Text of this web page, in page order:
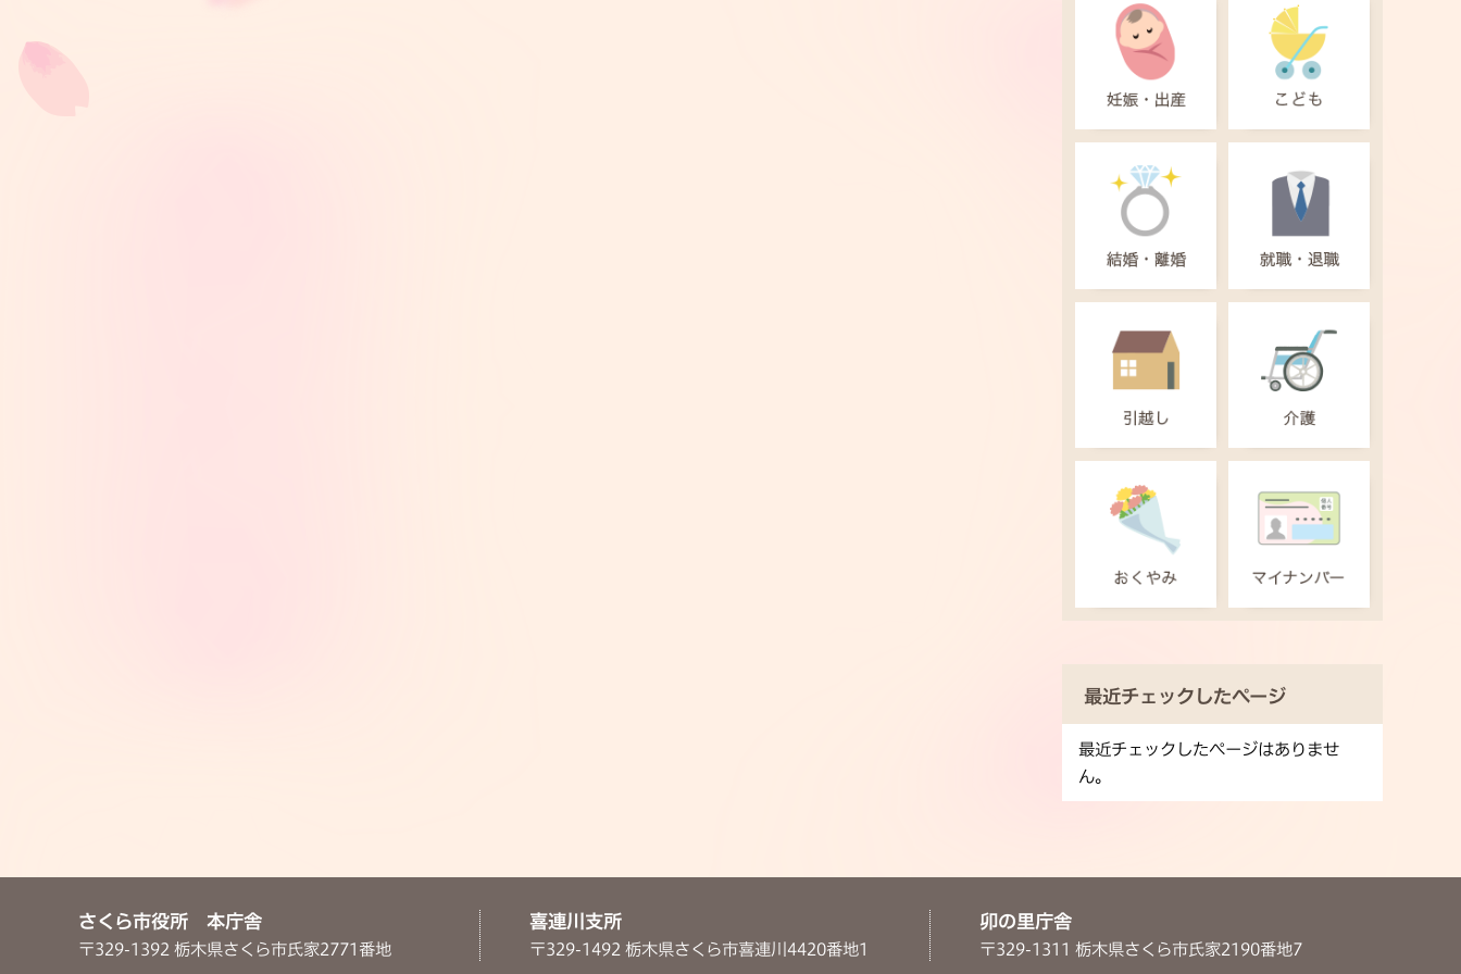
最近チェックしたページ
最近チェックしたページはありませ
ん。
さくら市役所 本庁舎
〒329-1392 栃木県さくら市氏家2771番地
喜連川支所
〒329-1492 栃木県さくら市喜連川4420番地1
卯の里庁舎
〒329-1311 栃木県さくら市氏家2190番地7